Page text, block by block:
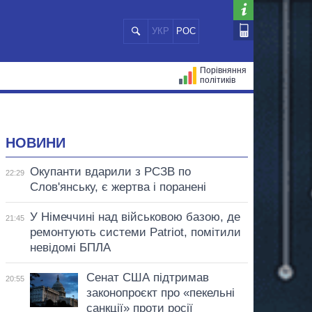
УКР РОС
Порівняння
політиків
НОВИНИ
22:29
Окупанти вдарили з РСЗВ по
Слов'янську, є жертва і поранені
21:45
У Німеччині над військовою базою, де
ремонтують системи Patriot, помітили
невідомі БПЛА
20:55
Сенат США підтримав
законопроєкт про «пекельні
санкції» проти росії